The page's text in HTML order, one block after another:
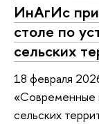
ИнАгИс
столе по
сельских
18 февраля
«Современные
сельских